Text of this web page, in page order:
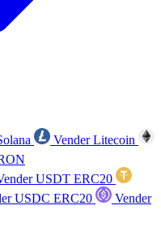
Vender Litecoin
USDT ERC20
USDC ERC20
Vender